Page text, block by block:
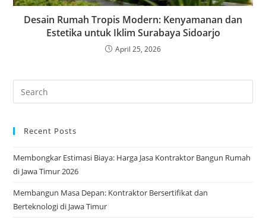
Desain Rumah Tropis Modern: Kenyamanan dan
Estetika untuk Iklim Surabaya Sidoarjo
April 25, 2026
Recent Posts
Membongkar Estimasi Biaya: Harga Jasa Kontraktor Bangun Rumah
di Jawa Timur 2026
Membangun Masa Depan: Kontraktor Bersertifikat dan
Berteknologi di Jawa Timur